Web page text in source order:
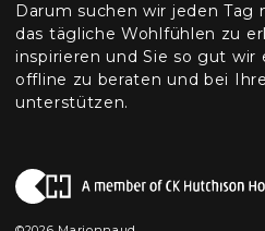
Darum suchen wir jeden Tag
das tägliche Wohlfühlen zu
inspirieren und Sie so gut wir
offline zu beraten und bei
unterstützen.